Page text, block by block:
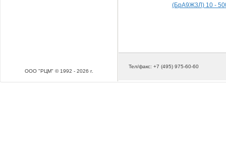
ООО "РЦМ" © 1992 - 2026 г.
(БрА9Ж3Л) 10 -
Тел/факс: +7 (495) 975-60-60